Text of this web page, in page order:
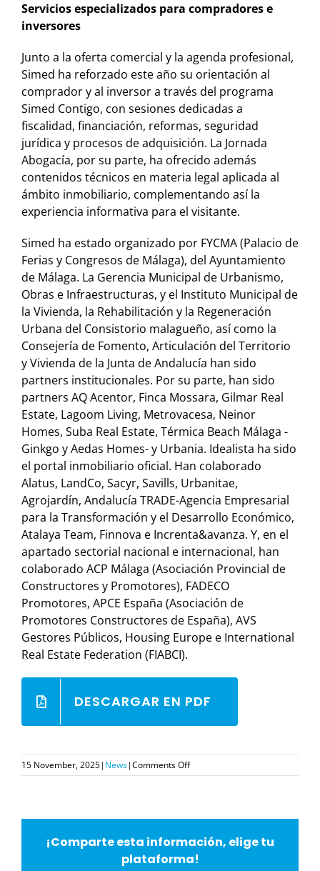
Servicios especializados para compradores e
inversores
Junto a la oferta comercial y la agenda profesional,
Simed ha reforzado este año su orientación al
comprador y al inversor a través del programa
Simed Contigo, con sesiones dedicadas a
fiscalidad, financiación, reformas, seguridad
jurídica y procesos de adquisición. La Jornada
Abogacía, por su parte, ha ofrecido además
contenidos técnicos en materia legal aplicada al
ámbito inmobiliario, complementando así la
experiencia informativa para el visitante.
Simed ha estado organizado por FYCMA (Palacio de
Ferias y Congresos de Málaga), del Ayuntamiento
de Málaga. La Gerencia Municipal de Urbanismo,
Obras e Infraestructuras, y el Instituto Municipal de
la Vivienda, la Rehabilitación y la Regeneración
Urbana del Consistorio malagueño, así como la
Consejería de Fomento, Articulación del Territorio
y Vivienda de la Junta de Andalucía han sido
partners institucionales. Por su parte, han sido
partners AQ Acentor, Finca Mossara, Gilmar Real
Estate, Lagoom Living, Metrovacesa, Neinor
Homes, Suba Real Estate, Térmica Beach Málaga -
Ginkgo y Aedas Homes- y Urbania. Idealista ha sido
el portal inmobiliario oficial. Han colaborado
Alatus, LandCo, Sacyr, Savills, Urbanitae,
Agrojardín, Andalucía TRADE-Agencia Empresarial
para la Transformación y el Desarrollo Económico,
Atalaya Team, Finnova e Increnta&avanza. Y, en el
apartado sectorial nacional e internacional, han
colaborado ACP Málaga (Asociación Provincial de
Constructores y Promotores), FADECO
Promotores, APCE España (Asociación de
Promotores Constructores de España), AVS
Gestores Públicos, Housing Europe e International
Real Estate Federation (FIABCI).
DESCARGAR EN PDF
15 November, 2025| News|Comments Offon
Simed
visitantes,
crece
en
¡Comparte esta información, elige tu
plataforma!